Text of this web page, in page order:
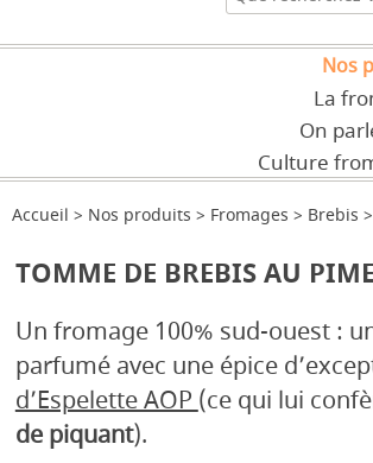
Nos
La
On
Culture
Accueil Nos produits Fromages Brebis
TOMME DE BREBIS AU
Un fromage 100% sud-ouest :
parfumé avec une épice
d’Espelette AOP(ce qui lui
de piquant).